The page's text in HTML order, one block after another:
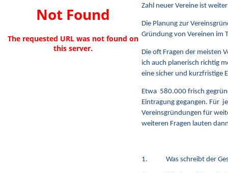
Not Found
The requested URL was not found on
this server.
Zahl neuer Vereine ist
Die Planung zur
Gründung von Vereinen im
Die oft Fragen der meisten
ich auch planerisch richtig
eine sicher und kurzfristige
Etwa 580.000 frisch
Eintragung gegangen. Für
Vereinsgründungen für
weiteren Fragen lauten
1. Was schreibt der